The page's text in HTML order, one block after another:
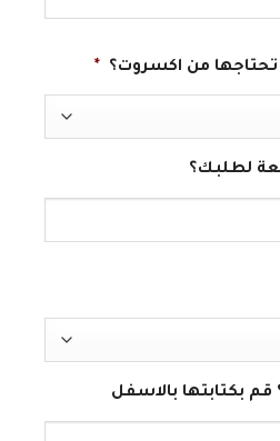
تحتاجها من اكسروت؟ *
لطلبك؟
بكتابتها بالاسفل